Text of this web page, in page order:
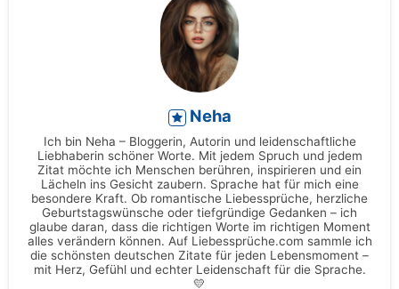
Neha
Ich bin Neha – Bloggerin, Autorin und leidenschaftliche
Liebhaberin schöner Worte. Mit jedem Spruch und jedem
Zitat möchte ich Menschen berühren, inspirieren und ein
Lächeln ins Gesicht zaubern. Sprache hat für mich eine
besondere Kraft. Ob romantische Liebessprüche, herzliche
Geburtstagswünsche oder tiefgründige Gedanken – ich
glaube daran, dass die richtigen Worte im richtigen Moment
alles verändern können. Auf Liebessprüche.com sammle ich
die schönsten deutschen Zitate für jeden Lebensmoment –
mit Herz, Gefühl und echter Leidenschaft für die Sprache.
💛